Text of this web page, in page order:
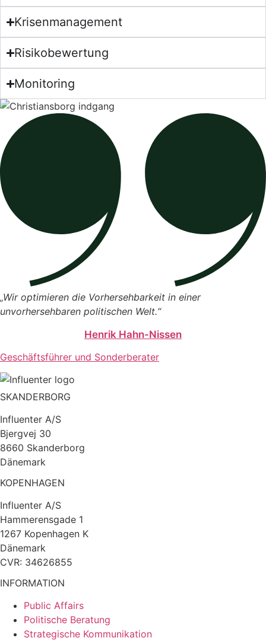
Krisenmanagement
Risikobewertung
Monitoring
„Wir optimieren die Vorhersehbarkeit in einer
unvorhersehbaren politischen Welt.“
Henrik Hahn-Nissen
Geschäftsführer und Sonderberater
SKANDERBORG
Influenter A/S
Bjergvej 30
8660 Skanderborg
Dänemark
KOPENHAGEN
Influenter A/S
Hammerensgade 1
1267 Kopenhagen K
Dänemark
CVR: 34626855
INFORMATION
Public Affairs
Politische Beratung
Strategische Kommunikation